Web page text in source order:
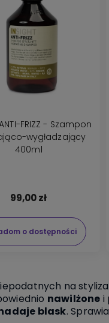
FRIZZ - Szampon
wygładzający
400ml
99,00 zł
o dostępności
na
nawilżone i
blask.